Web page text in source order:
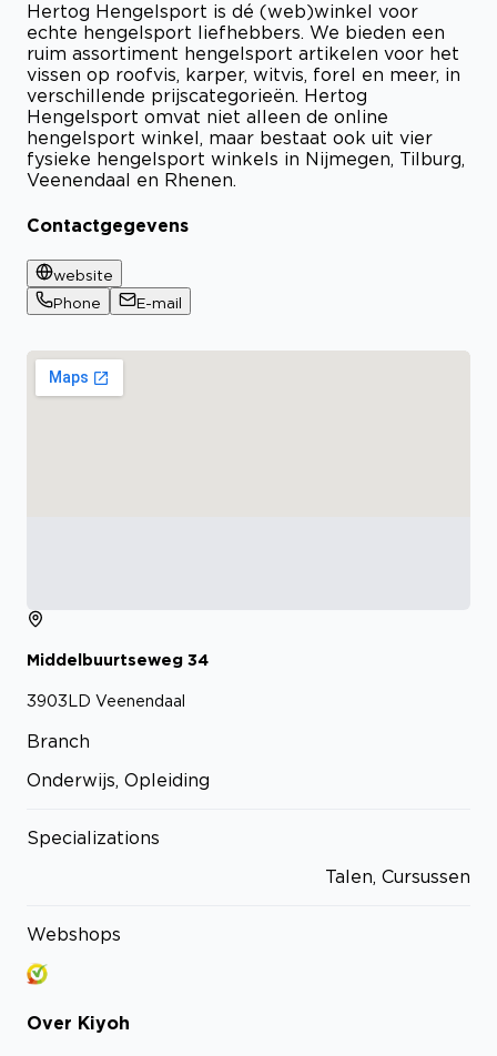
Hertog Hengelsport is dé (web)winkel voor
echte hengelsport liefhebbers. We bieden een
ruim assortiment hengelsport artikelen voor het
vissen op roofvis, karper, witvis, forel en meer, in
verschillende prijscategorieën. Hertog
Hengelsport omvat niet alleen de online
hengelsport winkel, maar bestaat ook uit vier
fysieke hengelsport winkels in Nijmegen, Tilburg,
Veenendaal en Rhenen.
Contactgegevens
website
Phone
E-mail
Middelbuurtseweg 34
3903LD Veenendaal
Branch
Onderwijs, Opleiding
Specializations
Talen, Cursussen
Webshops
Over Kiyoh